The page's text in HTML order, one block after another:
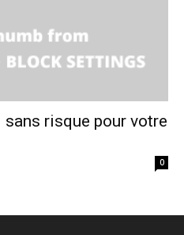
risque pour votre
0